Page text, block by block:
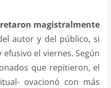
magistralmente
autor y del público, si
el viernes. Según
que repitieron, el
ovacionó con más